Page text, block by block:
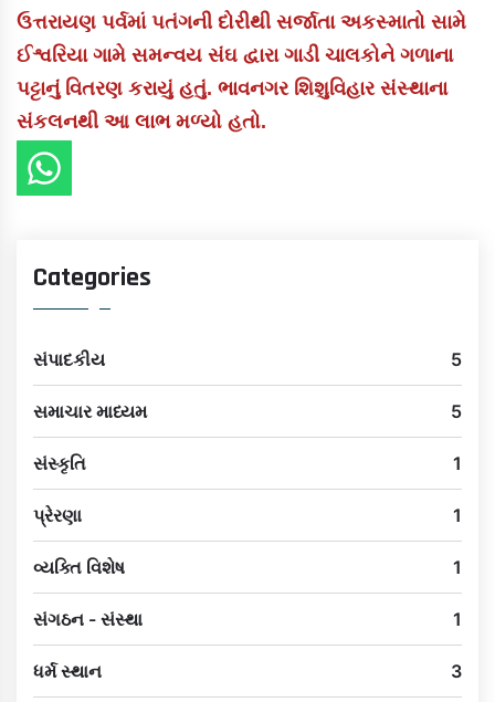
ઉત્તરાયણ પર્વમાં પતંગની દોરીથી સર્જાતા અકસ્માતો સામે
ઈશ્વરિયા ગામે સમન્વય સંઘ દ્વારા ગાડી ચાલકોને ગળાના
પટ્ટાનું વિતરણ કરાયું હતું. ભાવનગર શિશુવિહાર સંસ્થાના
સંકલનથી આ લાભ મળ્યો હતો.
Categories
સંપાદકીય 5
સમાચાર માધ્યમ 5
સંસ્કૃતિ 1
પ્રેરણા 1
વ્યક્તિ વિશેષ 1
સંગઠન - સંસ્થા 1
ધર્મ સ્થાન 3